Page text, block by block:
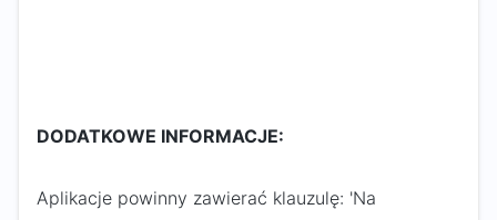
DODATKOWE INFORMACJE:
Aplikacje powinny zawierać klauzulę: 'Na